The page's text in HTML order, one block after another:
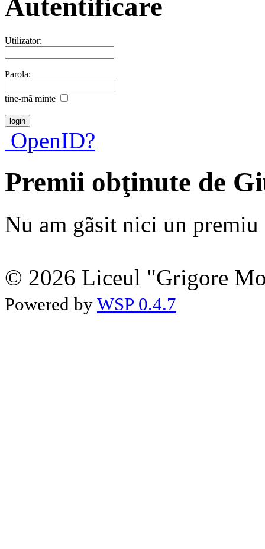
Autentificare
Utilizator:
Parola:
ţine-mã minte
OpenID?
Premii obţinute de
Nu am gãsit nici un premiu
© 2026 Liceul "Grigore
Powered by WSP 0.4.7